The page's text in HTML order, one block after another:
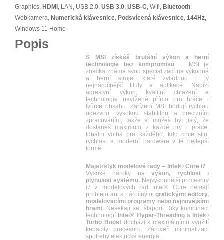
Graphics, HDMI , LAN, USB 2.0, USB 3.0, USB-C, Wifi, Bluetooth,
Webkamera, Numerická klávesnice, Podsvícená klávesnice, 144Hz,
Windows 11 Home
Popis
S MSI získáš brutální výkon a herní
technologie bez kompromisů MSI je
značka známá svou specializací na výkonné
a herní stroje, které zvládnou i ty
nejnáročnější tituly a aplikace. Nabízí
agresivní výkon, kvalitní chlazení a
technologie navržené přímo pro hráče i
tvůrce obsahu. Zařízení MSI bodují rychlou
odezvou, vysokou stabilitou a precizním
zpracováním, takže si můžeš být jistý, že
dostaneš maximum z každé hry i práce.
Ideální volba pro každého, kdo chce sílu,
rychlost a moderní hardware v té nejlepší
formě.
Majstrštyk modelové řady – Intel® Core i7
Vysoké nároky navýkon, rychlost i
plynulost systému. Nejvýkonnější procesory
i7 z modelových řad Intel® Core nemají
problém ani s náročnýmigrafickými editory,
modelovacími programy nebo nejnovějšími
hrami. Nesekají se, šlapou. Díky kombinaci
technologií
Intel® Hyper-Threadinga Intel®
Turbo Boostdochází k maximálnímu využití
kapacity procesoru. Zároveň minimalizaci
spotřeby elektrické energie.